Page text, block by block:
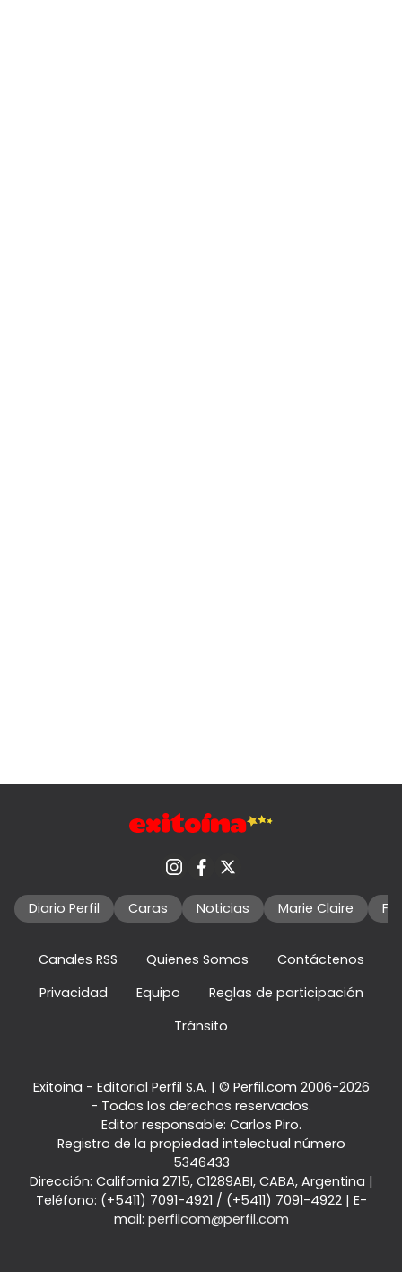
Diario Perfil Caras Noticias Marie Claire
Canales RSS Quienes Somos
Contáctenos
Privacidad
Equipo
Reglas de participación
Tránsito
Exitoina - Editorial Perfil S.A. | © Perfil.com 2006-2026
- Todos los derechos reservados.
Editor responsable: Carlos Piro.
Registro de la propiedad intelectual número
5346433
Dirección: California 2715, C1289ABI, CABA, Argentina |
Teléfono: (+5411) 7091-4921 / (+5411) 7091-4922| E-
mail: perfilcom@perfil.com